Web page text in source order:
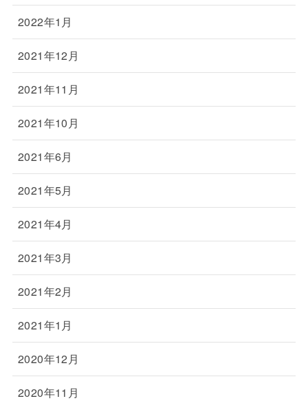
2022年1月
2021年12月
2021年11月
2021年10月
2021年6月
2021年5月
2021年4月
2021年3月
2021年2月
2021年1月
2020年12月
2020年11月